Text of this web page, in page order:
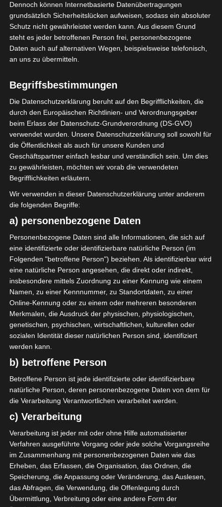
Club Athlétique
Bizertin (CAB) 0
Stade Tunisien
(ST)
ENDERGEBNIS
Stade du 15-Octobre Bizerté (Stadion des 15.
Oktober)
Espoir Sportif de Hammam Sousse (ESHS) – Étoile
Olympique Sidi Bouzid (EOSB)
Avenir Sportif de Soliman (ASS) – Espoir Sportif de
Hammam Sousse (ESHS)
Die nächsten Begegnungen
SPIELTAG 1
22 Aug. 2026
16:30
PS Sakiet Eddaïer
22 Aug. 2026
Stade Tunisien
- -
CS Sfax
22 Aug. 2026
16:30
ES Hammam Sousse
ES Tunis
- -
ESS Sousse
22 Aug. 2026
16:30
ES Métlaoui
- -
Club Africain
22 Aug. 2026
Dennoch können Internetbasierte Datenübertragungen
grundsätzlich Sicherheitslücken aufweisen, sodass ein absoluter
Schutz nicht gewährleistet werden kann. Aus diesem Grund
steht es jeder betroffenen Person frei, personenbezogene
Daten auch auf alternativen Wegen, beispielsweise telefonisch,
an uns zu übermitteln.
Begriffsbestimmungen
Die Datenschutzerklärung beruht auf den Begrifflichkeiten, die
durch den Europäischen Richtlinien- und Verordnungsgeber
beim Erlass der Datenschutz-Grundverordnung (DS-GVO)
verwendet wurden. Unsere Datenschutzerklärung soll sowohl für
die Öffentlichkeit als auch für unsere Kunden und
Geschäftspartner einfach lesbar und verständlich sein. Um dies
zu gewährleisten, möchten wir vorab die verwendeten
Begrifflichkeiten erläutern.
Wir verwenden in dieser Datenschutzerklärung unter anderem
die folgenden Begriffe:
a) personenbezogene Daten
Personenbezogene Daten sind alle Informationen, die sich auf
eine identifizierte oder identifizierbare natürliche Person (im
Folgenden "betroffene Person") beziehen. Als identifizierbar wird
eine natürliche Person angesehen, die direkt oder indirekt,
insbesondere mittels Zuordnung zu einer Kennung wie einem
Namen, zu einer Kennnummer, zu Standortdaten, zu einer
Online-Kennung oder zu einem oder mehreren besonderen
Merkmalen, die Ausdruck der physischen, physiologischen,
genetischen, psychischen, wirtschaftlichen, kulturellen oder
sozialen Identität dieser natürlichen Person sind, identifiziert
werden kann.
b) betroffene Person
Betroffene Person ist jede identifizierte oder identifizierbare
natürliche Person, deren personenbezogene Daten von dem für
die Verarbeitung Verantwortlichen verarbeitet werden.
c) Verarbeitung
Verarbeitung ist jeder mit oder ohne Hilfe automatisierter
Verfahren ausgeführte Vorgang oder jede solche Vorgangsreihe
im Zusammenhang mit personenbezogenen Daten wie das
Erheben, das Erfassen, die Organisation, das Ordnen, die
Speicherung, die Anpassung oder Veränderung, das Auslesen,
das Abfragen, die Verwendung, die Offenlegung durch
Übermittlung, Verbreitung oder eine andere Form der